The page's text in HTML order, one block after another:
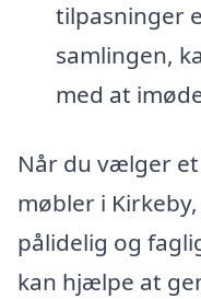
tilpasninger
samlingen,
med at
Når du vælger
møbler i
pålidelig og
kan hjælpe at